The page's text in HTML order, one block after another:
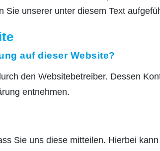
unserer unter diesem Text
auf dieser Website?
den Websitebetreiber. Dessen
entnehmen.
Sie uns diese mitteilen. Hierbei